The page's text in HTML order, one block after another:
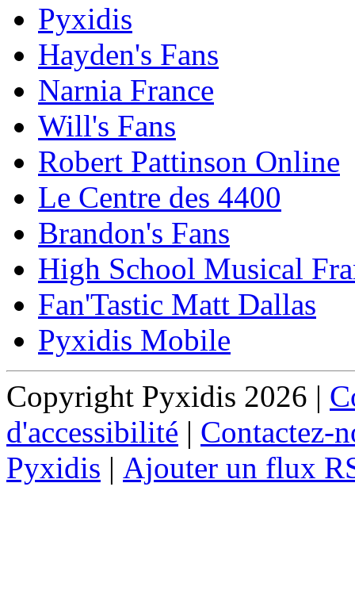
Pyxidis
Hayden's Fans
Narnia France
Will's Fans
Robert Pattinson Online
Le Centre des 4400
Brandon's Fans
High School Musical
Fan'Tastic Matt Dallas
Pyxidis Mobile
Copyright Pyxidis 2026 |
d'accessibilité | Contactez-
Pyxidis | Ajouter un flux